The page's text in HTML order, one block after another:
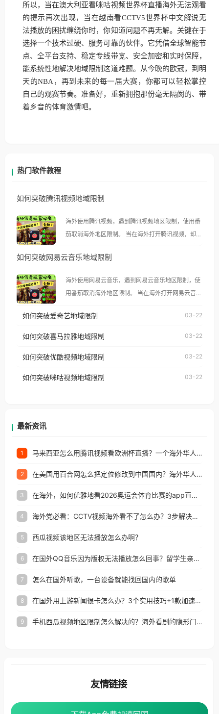
所以，当在澳大利亚看咪咕视频世界杯直播海外无法观看
的提示再次出现，当在越南看CCTV5世界杯中文解说无
法播放的困扰缠绕你时，你知道问题不再无解。关键在于
选择一个技术过硬、服务可靠的伙伴。它凭借全球智能节
点、全平台支持、稳定专线带宽、安全加密和实时保障，
能系统性地解决地域限制这道难题。从今晚的欧冠，到明
天的NBA，再到未来的每一届大赛，你都可以轻松掌控
自己的观赛节奏。准备好，重新拥抱那份毫无隔阂的、带
着乡音的体育激情吧。
热门软件教程
如何突破腾讯视频地域限制
海外使用腾讯视频，遇到腾讯视频地区限制，使用番
茄取消海外地区限制。 当在海外打开腾讯视频，却突
示语。 海外用户如香港、澳门、台湾、美国、加拿
像其他音乐平台一样，出现地区及版权限制问题，且
仅能在中国大陆地区播放。 遇到这个问题的朋友们，
台湾、美国、加拿大、澳大利亚、欧洲等国家和地区
权限制所困扰。
如何突破网易云音乐地域限制
海外使用网易云音乐，遇到网易云音乐地区限制，使
用番茄取消海外地区限制。 当在海外打开网易云音
播放”的提示语。 海外用户如香港、澳门、台湾、美
制问题，且仅能在中国大陆地区播放。 遇到这个问题
户收听网易云音乐地区版权限制」的问题，无论人在
如何突破爱奇艺地域限制 03-22
如何突破喜马拉雅地域限制 03-22
如何突破优酷视频地域限制 03-22
如何突破咪咕视频地域限制 03-22
最新资讯
1 马来西亚怎么用腾讯视频看欧洲杯直播？一个海外华人的真实困扰与破解
2 在美国用百合网怎么把定位修改到中国国内？海外华人必备的回国加速指南
3 在海外，如何优雅地看2026奥运会体育比赛的app直播？
4 海外党必看：CCTV视频海外看不了怎么办？3步解决地区限制+追剧自由
5 西瓜视频该地区无法播放怎么办啊？
6 在国外QQ音乐因为版权无法播放怎么回事？留学生亲测有效的解决办法
7 怎么在国外听歌，一台设备就能找回国内的歌单
8 在国外用上游新闻很卡怎么办？3个实用技巧+1款加速器解决海外看国内内容难题
9 手机西瓜视频地区限制怎么解决的？海外看剧的隐形门与钥匙
友情链接